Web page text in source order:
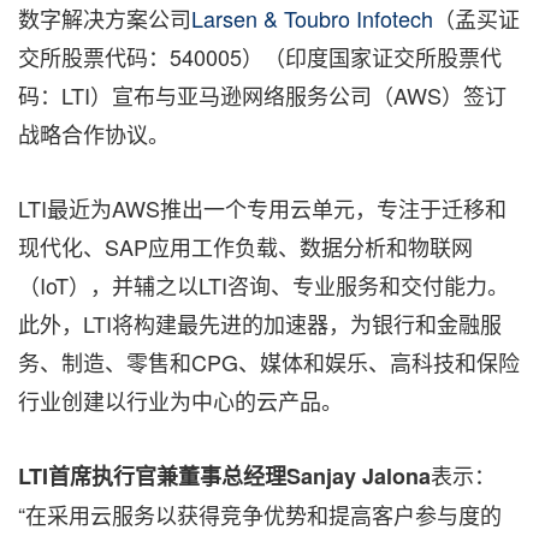
数字解决方案公司Larsen & Toubro Infotech （孟买证
交所股票代码：540005）（印度国家证交所股票代
码：LTI）宣布与亚马逊网络服务公司（AWS）签订
战略合作协议。
LTI最近为AWS推出一个专用云单元，专注于迁移和
现代化、SAP应用工作负载、数据分析和物联网
（IoT），并辅之以LTI咨询、专业服务和交付能力。
此外，LTI将构建最先进的加速器，为银行和金融服
务、制造、零售和CPG、媒体和娱乐、高科技和保险
行业创建以行业为中心的云产品。
LTI首席执行官兼董事总经理Sanjay Jalona表示：
“在采用云服务以获得竞争优势和提高客户参与度的